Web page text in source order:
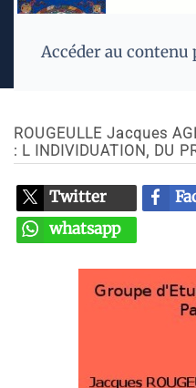
Accéder au
ROUGEULLE Jacques
: L INDIVIDUATION, DU
Twitter
whatsapp